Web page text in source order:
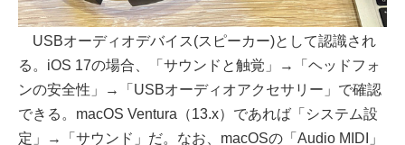
USBオーディオデバイス(スピーカー)として認識され
る。iOS 17の場合、「サウンドと触覚」→「ヘッドフォ
ンの安全性」→「USBオーディオアクセサリー」で確認
できる。macOS Ventura（13.x）であれば「システム設
定」→「サウンド」だ。なお、macOSの「Audio MIDI」